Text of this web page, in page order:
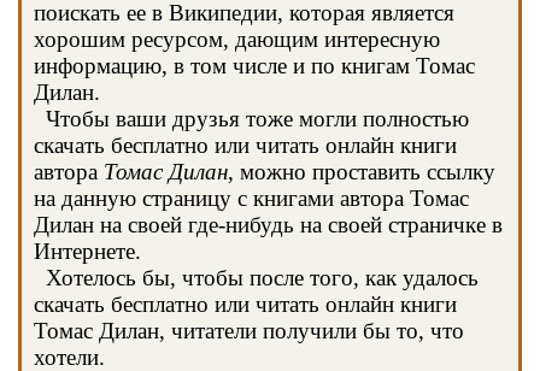
поискать ее в Википедии, которая является
хорошим ресурсом, дающим интересную
информацию, в том числе и по книгам Томас
Дилан.
Чтобы ваши друзья тоже могли полностью
скачать бесплатно или читать онлайн книги
автора Томас Дилан, можно проставить ссылку
на данную страницу с книгами автора Томас
Дилан на своей где-нибудь на своей страничке в
Интернете.
Хотелось бы, чтобы после того, как удалось
скачать бесплатно или читать онлайн книги
Томас Дилан, читатели получили бы то, что
хотели.